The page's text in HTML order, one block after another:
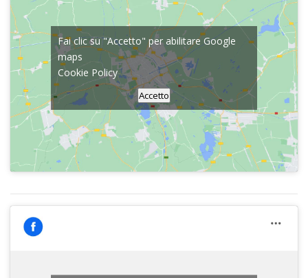
Fai clic su "Accetto" per abilitare Google
maps
Cookie Policy
Accetto